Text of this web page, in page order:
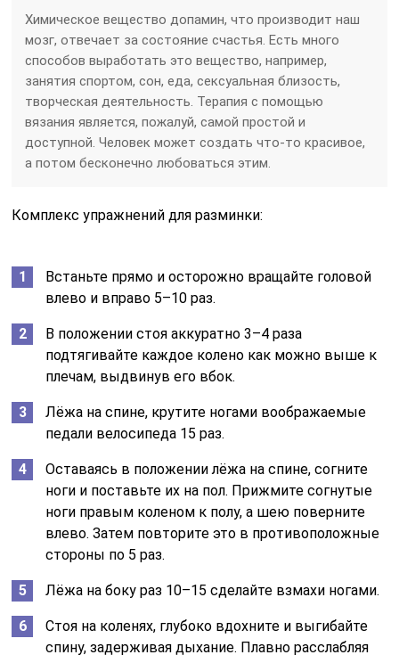
Химическое вещество допамин, что производит наш
мозг, отвечает за состояние счастья. Есть много
способов выработать это вещество, например,
занятия спортом, сон, еда, сексуальная близость,
творческая деятельность. Терапия с помощью
вязания является, пожалуй, самой простой и
доступной. Человек может создать что-то красивое,
а потом бесконечно любоваться этим.
Комплекс упражнений для разминки:
Встаньте прямо и осторожно вращайте головой
влево и вправо 5–10 раз.
В положении стоя аккуратно 3–4 раза
подтягивайте каждое колено как можно выше к
плечам, выдвинув его вбок.
Лёжа на спине, крутите ногами воображаемые
педали велосипеда 15 раз.
Оставаясь в положении лёжа на спине, согните
ноги и поставьте их на пол. Прижмите согнутые
ноги правым коленом к полу, а шею поверните
влево. Затем повторите это в противоположные
стороны по 5 раз.
Лёжа на боку раз 10–15 сделайте взмахи ногами.
Стоя на коленях, глубоко вдохните и выгибайте
спину, задерживая дыхание. Плавно расслабляя